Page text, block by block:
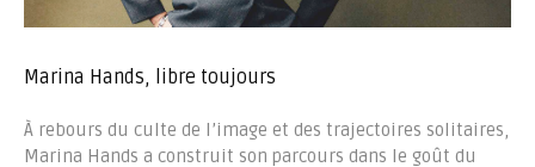
Marina Hands, libre toujours
À rebours du culte de l’image et des trajectoires solitaires,
Marina Hands a construit son parcours dans le goût du